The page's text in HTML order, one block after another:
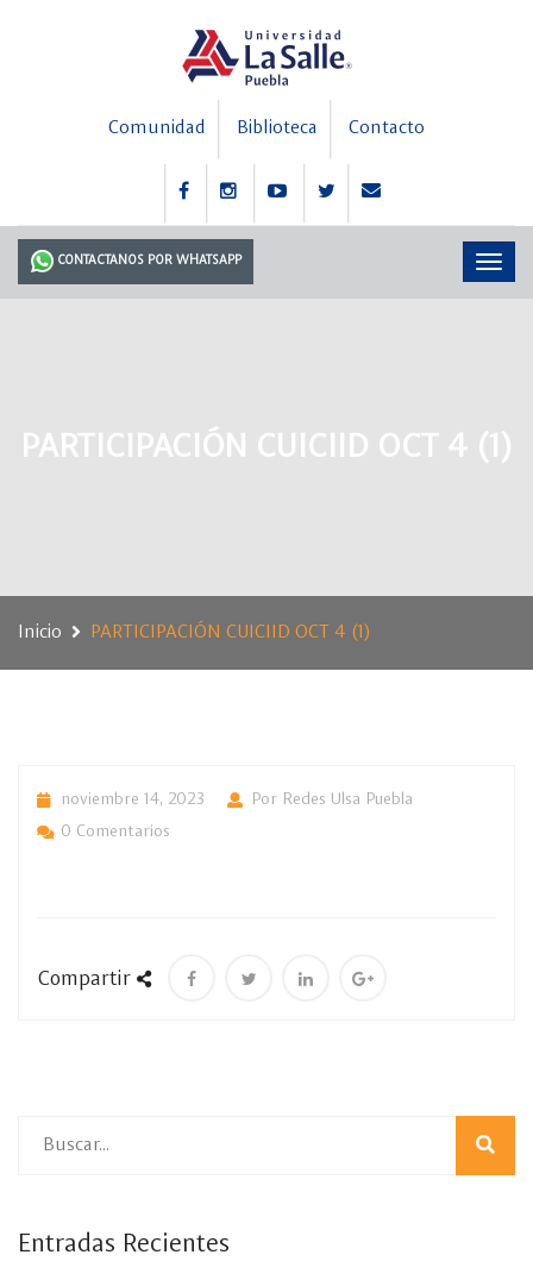
Comunidad Biblioteca Contacto
CONTACTANOS POR WHATSAPP
PARTICIPACIÓN CUICIID OCT 4 (1)
Inicio PARTICIPACIÓN CUICIID OCT 4 (1)
noviembre 14, 2023
Por Redes Ulsa Puebla
0 Comentarios
Compartir
Entradas Recientes